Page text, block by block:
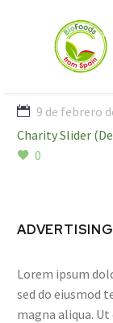
9 de febrero
Charity Slider
0
Lorem ipsum
sed do eiusmod
magna aliqua.